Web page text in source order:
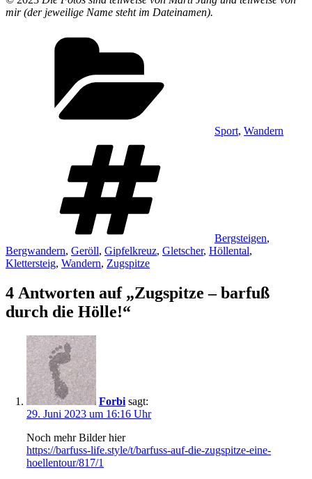
mir (der jeweilige Name steht im Dateinamen).
Sport, Wandern
Bergsteigen,
Bergwandern, Geröll, Gipfelkreuz, Gletscher, Höllental,
Klettersteig, Wandern, Zugspitze
4 Antworten auf „Zugspitze – barfuß
durch die Hölle!“
Forbi sagt:
29. Juni 2023 um 16:16 Uhr
Noch mehr Bilder hier
https://barfuss-life.style/t/barfuss-auf-die-zugspitze-eine-
hoellentour/817/1